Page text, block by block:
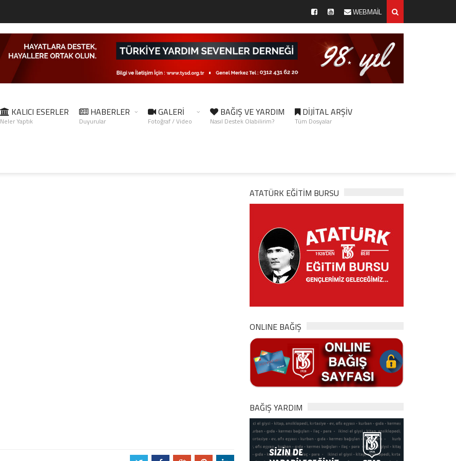
WEBMAİL
KALICI ESERLER
Neler Yaptık
HABERLER
Duyurular
GALERİ
Fotoğraf / Video
BAĞIŞ VE YARDIM
Nasıl Destek Olabilirim?
DİJİTAL ARŞİV
Tüm Dosyalar
ATATÜRK EĞITIM BURSU
ONLINE BAĞIŞ
BAĞIŞ YARDIM